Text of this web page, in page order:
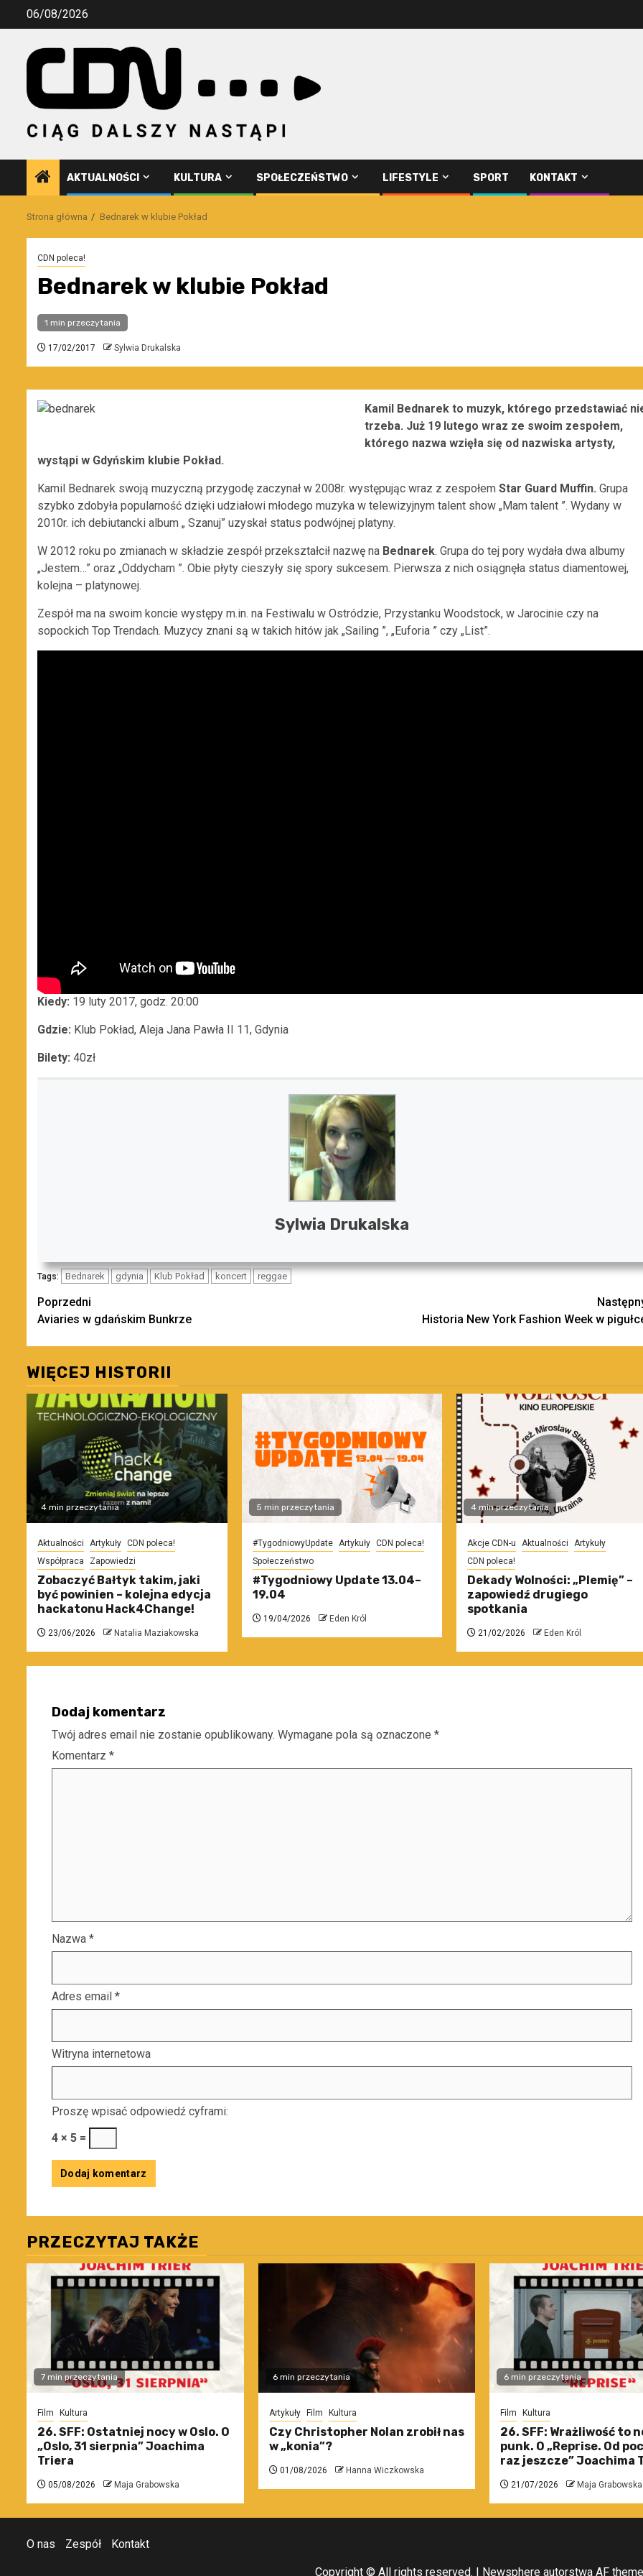
Przejdź06/08/2026
AKTUALNOŚCI KULTURA SPOŁECZEŃSTWO LIFESTYLE SPORT KONTAKT
Strona główna Bednarek w klubie Pokład
CDN poleca!
Bednarek w klubie Pokład
1 min przeczytania
17/02/2017 Sylwia Drukalska
Kamil Bednarek to muzyk, którego przedstawiać
trzeba. Już 19 lutego wraz ze swoim zespołem,
którego nazwa wzięła się od nazwiska artysty,
wystąpi w Gdyńskim klubie Pokład.
Kamil Bednarek swoją muzyczną przygodę zaczynał w 2008r. występując wraz z zespołem Star Guard Muffin. Grupa
szybko zdobyła popularność dzięki udziałowi młodego muzyka w telewizyjnym talent show „Mam talent ”. Wydany w
2010r. ich debiutancki album „ Szanuj” uzyskał status podwójnej platyny.
W 2012 roku po zmianach w składzie zespół przekształcił nazwę na Bednarek. Grupa do tej pory wydała dwa albumy
„Jestem…” oraz „Oddycham ”. Obie płyty cieszyły się spory sukcesem. Pierwsza z nich osiągnęła status diamentowej,
kolejna – platynowej.
Zespół ma na swoim koncie występy m.in. na Festiwalu w Ostródzie, Przystanku Woodstock, w Jarocinie czy na
sopockich Top Trendach. Muzycy znani są w takich hitów jak „Sailing ”, „Euforia ” czy „List”.
Kiedy: 19 luty 2017, godz. 20:00
Gdzie: Klub Pokład, Aleja Jana Pawła II 11, Gdynia
Bilety: 40zł
Sylwia Drukalska
Tags: Bednarek gdynia Klub Pokład koncert reggae
Zobacz
wpisy
Poprzedni
Aviaries w gdańskim Bunkrze
Historia New York Fashion Week w
WIĘCEJ HISTORII
4 min przeczytania
Aktualności Artykuły CDN poleca!
Współpraca
Zapowiedzi
Zobaczyć Bałtyk takim, jaki
być powinien – kolejna edycja
hackatonu Hack4Change!
23/06/2026 Natalia Maziakowska
5 min przeczytania
#TygodniowyUpdate Artykuły CDN poleca!
Społeczeństwo
#Tygodniowy Update 13.04–
19.04
19/04/2026 Eden Król
4 min przeczytania
Akcje CDN-u Aktualności
Artykuły
CDN poleca!
Dekady Wolności: „Plemię” –
zapowiedź drugiego
spotkania
21/02/2026 Eden Król
Dodaj komentarz
Twój adres email nie zostanie opublikowany. Wymagane pola są oznaczone *
Komentarz *
Nazwa *
Adres email *
Witryna internetowa
Proszę wpisać odpowiedź cyframi:
4 × 5 =
PRZECZYTAJ TAKŻE
7 min przeczytania
Film Kultura
26. SFF: Ostatniej nocy w Oslo. O
„Oslo, 31 sierpnia” Joachima
Triera
05/08/2026 Maja Grabowska
6 min przeczytania
Artykuły Film Kultura
Czy Christopher Nolan zrobił nas
w „konia”?
01/08/2026 Hanna Wiczkowska
6 min przeczytania
Film Kultura
26. SFF: Wrażliwość to
punk. O „Reprise. Od
raz jeszcze” Joachima
21/07/2026 Maja Grabowska
O nas Zespół Kontakt
Copyright © All rights reserved. Newsphereautorstwa AF